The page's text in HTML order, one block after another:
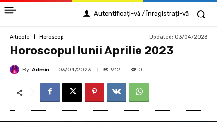
Autentificați-vă / Înregistrați-vă
Articole Horoscop Updated: 03/04/2023
Horoscopul lunii Aprilie 2023
By Admin 03/04/2023 912 0